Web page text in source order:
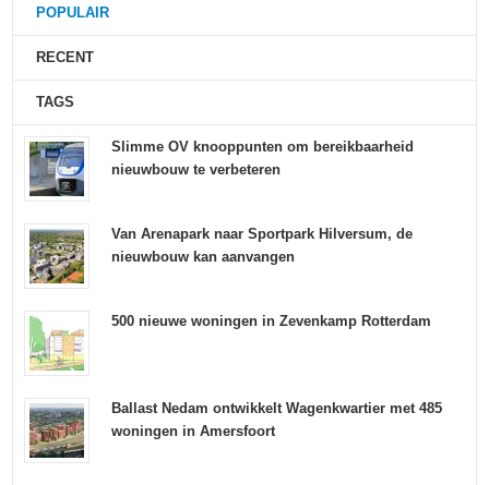
POPULAIR
RECENT
TAGS
Slimme OV knooppunten om bereikbaarheid
nieuwbouw te verbeteren
Van Arenapark naar Sportpark Hilversum, de
nieuwbouw kan aanvangen
500 nieuwe woningen in Zevenkamp Rotterdam
Ballast Nedam ontwikkelt Wagenkwartier met 485
woningen in Amersfoort